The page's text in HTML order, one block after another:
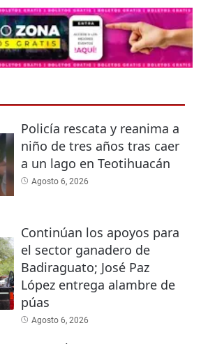
Policía rescata y reanima a
niño de tres años tras caer
a un lago en Teotihuacán
Agosto 6, 2026
Continúan los apoyos para
el sector ganadero de
Badiraguato; José Paz
López entrega alambre de
púas
Agosto 6, 2026